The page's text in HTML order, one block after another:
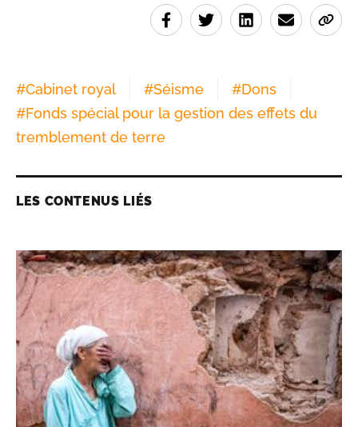
#Cabinet royal #Séisme #Dons
#Fonds spécial pour la gestion des effets du
tremblement de terre
LES CONTENUS LIÉS